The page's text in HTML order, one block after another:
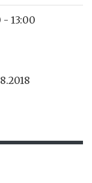
- 13:00